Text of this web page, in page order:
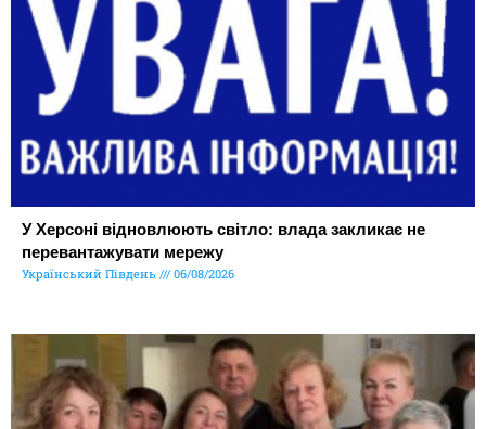
У Херсоні відновлюють світло: влада закликає не
перевантажувати мережу
Український Південь 06/08/2026